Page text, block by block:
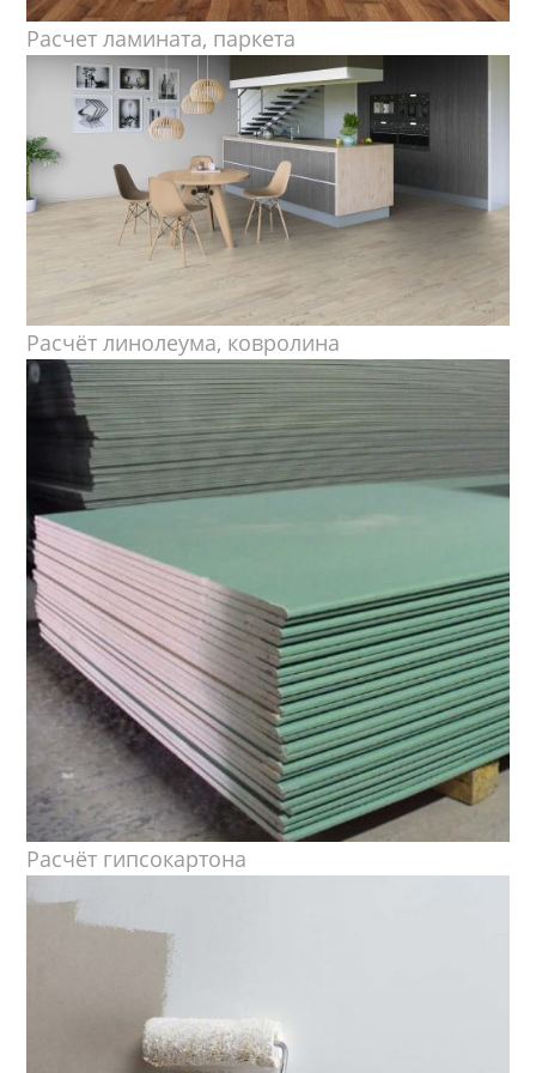
Расчет ламината, паркета
Расчёт линолеума, ковролина
Расчёт гипсокартона